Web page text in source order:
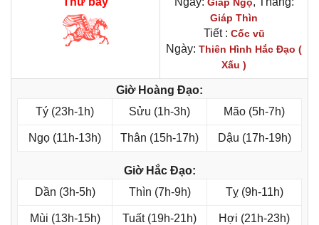
Giáp Thìn
Tiết : Cốc vũ
Ngày: Thiên Hình Hắc Đạo (
Xấu )
Giờ Hoàng Đạo:
Tý (23h-1h)
Sửu (1h-3h) Mão (5h-7h)
Ngọ (11h-13h) Thân (15h-17h) Dậu (17h-19h)
Giờ Hắc Đạo:
Dần (3h-5h)
Thìn (7h-9h) Tỵ (9h-11h)
Mùi (13h-15h) Tuất (19h-21h) Hợi (21h-23h)